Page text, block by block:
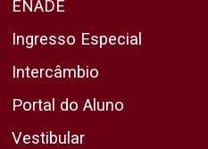
ENADE
Ingresso Especial
Intercâmbio
Portal do Aluno
Vestibular